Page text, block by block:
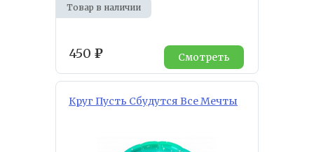
Товар в наличии
450 ₽ Смотреть
Круг Пусть Сбудутся Все Мечты